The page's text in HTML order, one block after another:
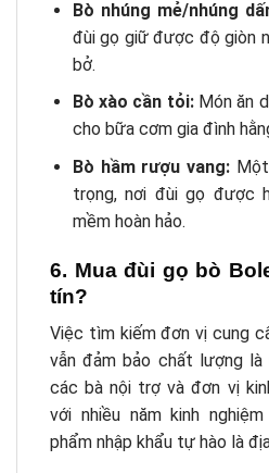
Bò nhúng mẻ/nhúng
đùi gọ giữ được độ giòn
bở.
Bò xào cần tỏi:Món ăn
cho bữa cơm gia đình
Bò hầm rượu vang:
trọng, nơi đùi gọ được
mềm hoàn hảo.
6. Mua đùi gọ bò
tín?
Việc tìm kiếm đơn vị cung
vẫn đảm bảo chất lượng
các bà nội trợ và đơn vị
với nhiều năm kinh
phẩm nhập khẩu tự hào là